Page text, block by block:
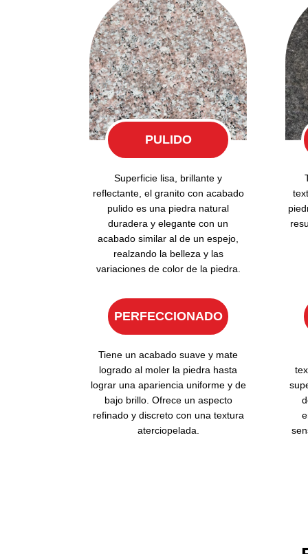
PULIDO
Superficie lisa, brillante y
reflectante, el granito con acabado
pulido es una piedra natural
duradera y elegante con un
acabado similar al de un espejo,
realzando la belleza y las
variaciones de color de la piedra.
PERFECCIONADO
Tiene un acabado suave y mate
logrado al moler la piedra hasta
lograr una apariencia uniforme y de
bajo brillo. Ofrece un aspecto
refinado y discreto con una textura
aterciopelada.